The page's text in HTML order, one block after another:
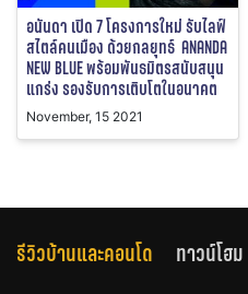
อนันดา เปิด 7 โครงการใหม่ รับไลฟ์
สไตล์คนเมือง ด้วยกลยุทธ์ ANANDA
NEW BLUE พร้อมพันธมิตรสนับสนุน
แกร่ง รองรับการเติบโตในอนาคต
November, 15 2021
รีวิวบ้านและคอนโด ทาวน์โฮม